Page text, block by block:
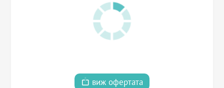
виж офертата